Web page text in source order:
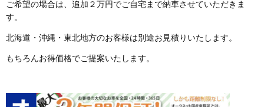
ご希望の場合は、追加２万円でご自宅まで納車させていただきま
す。
北海道・沖縄・東北地方のお客様は別途お見積りいたします。
もちろんお得価格でご提案いたします。